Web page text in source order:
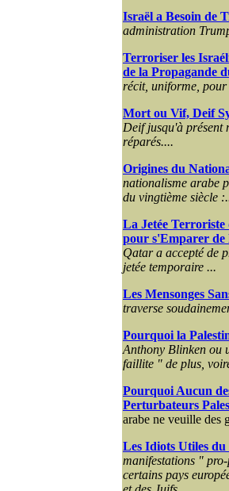
Israël a Besoin de
administration
Terroriser les
de la Propagande
récit, uniforme,
Mort ou Vif, Deif
Deif jusqu'à présent
réparés....
Origines du
nationalisme arabe
du vingtième siècle
La Jetée
pour s'Emparer de
Qatar a accepté de
jetée temporaire ...
Les Mensonges
traverse
Pourquoi la
Anthony Blinken ou
faillite " de plus,
Pourquoi Aucun
Perturbateurs
arabe ne veuille des
Les Idiots Utiles
manifestations "
certains pays